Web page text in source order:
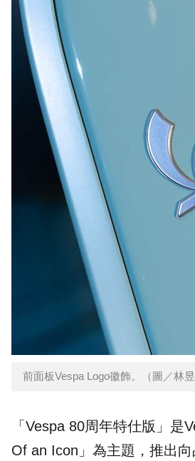
前面板Vespa Logo徽飾。（圖／林昱
「Vespa 80周年特仕版」是
Of an Icon」為主題，推出